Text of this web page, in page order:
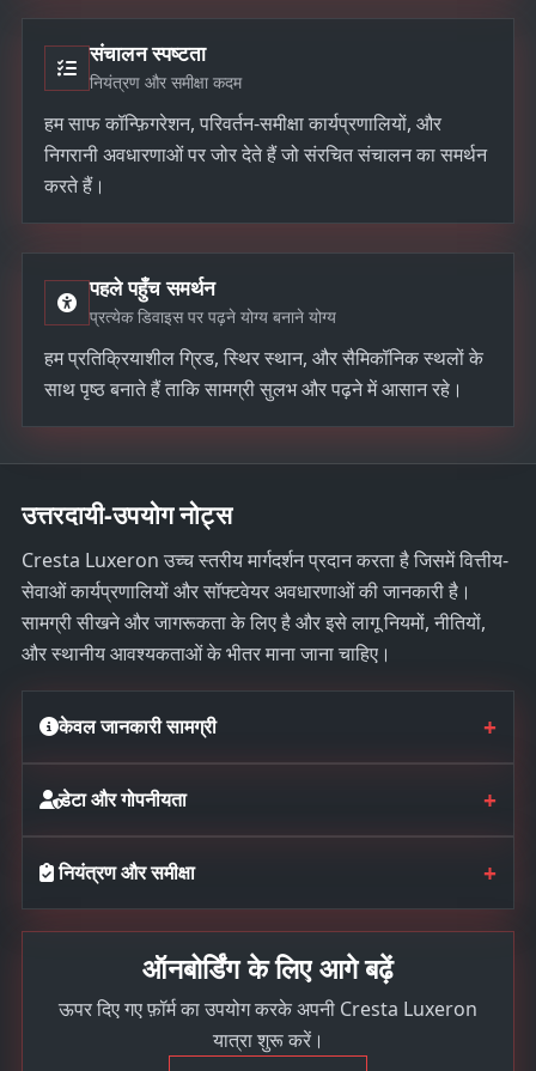
संचालन स्पष्टता
नियंत्रण और समीक्षा कदम
हम साफ कॉन्फ़िगरेशन, परिवर्तन-समीक्षा कार्यप्रणालियों, और
निगरानी अवधारणाओं पर जोर देते हैं जो संरचित संचालन का समर्थन
करते हैं।
पहले पहुँच समर्थन
प्रत्येक डिवाइस पर पढ़ने योग्य बनाने योग्य
हम प्रतिक्रियाशील ग्रिड, स्थिर स्थान, और सैमिकॉनिक स्थलों के
साथ पृष्ठ बनाते हैं ताकि सामग्री सुलभ और पढ़ने में आसान रहे।
उत्तरदायी-उपयोग नोट्स
Cresta Luxeron उच्च स्तरीय मार्गदर्शन प्रदान करता है जिसमें वित्तीय-
सेवाओं कार्यप्रणालियों और सॉफ्टवेयर अवधारणाओं की जानकारी है।
सामग्री सीखने और जागरूकता के लिए है और इसे लागू नियमों, नीतियों,
और स्थानीय आवश्यकताओं के भीतर माना जाना चाहिए।
केवल जानकारी सामग्री +
डेटा और गोपनीयता +
नियंत्रण और समीक्षा +
ऑनबोर्डिंग के लिए आगे बढ़ें
ऊपर दिए गए फ़ॉर्म का उपयोग करके अपनी Cresta Luxeron
यात्रा शुरू करें।